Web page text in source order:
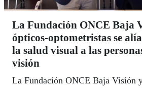
La Fundación ONCE Baja
ópticos-optometristas se
la salud visual a las
visión
La Fundación ONCE Baja Visión